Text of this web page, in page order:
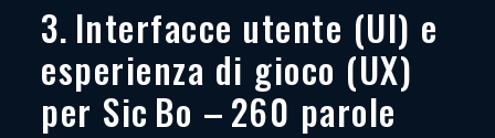
3. Interfacce utente (UI) e
esperienza di gioco (UX)
per Sic Bo – 260 parole